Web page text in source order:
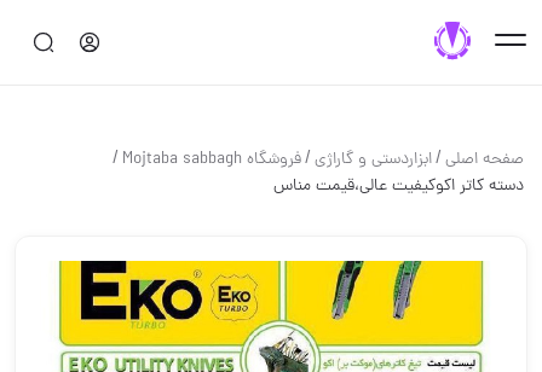
صفحه اصلی/ابزاردستی و گاراژی/فروشگاه Mojtaba sabbagh /
دسته کاتر اکوکیفیت عالی،قیمت مناس